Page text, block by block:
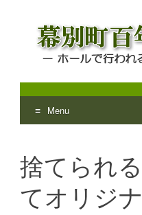
幕別町
ホールで行われる公演
Menu
content
捨てられ
てオリジ